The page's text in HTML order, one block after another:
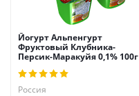
Йогурт Альпенгурт
Фруктовый Клубника-
Персик-Маракуйя 0,1% 100г
Россия